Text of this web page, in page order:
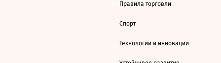
Правила торговли
Спорт
Технологии и инновации